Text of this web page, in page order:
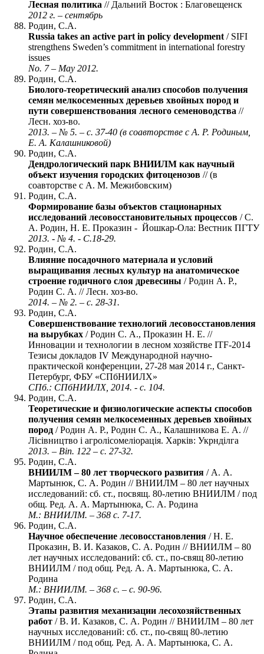
Лесная политика // Дальний Восток : Благовещенск
2012 г. – сентябрь
Родин, С.А.
Russia takes an active part in policy development / SIFI
strengthens Sweden’s commitment in international forestry
issues
No. 7 – May 2012.
Родин, С.А.
Биолого-теоретический анализ способов получения
семян мелкосеменных деревьев хвойных пород и
пути совершенствования лесного семеноводства //
Лесн. хоз-во.
2013. – № 5. – с. 37-40 (в соавторстве с А. Р. Родиным,
Е. А. Калашниковой)
Родин, С.А.
Дендрологический парк ВНИИЛМ как научный
объект изучения городских фитоценозов // (в
соавторстве с А. М. Межибовским)
Родин, С.А.
Формирование базы объектов стационарных
исследований лесовосстановительных процессов / С.
А. Родин, Н. Е. Проказин - Йошкар-Ола: Вестник ПГТУ
2013. - № 4. - С.18-29.
Родин, С.А.
Влияние посадочного материала и условий
выращивания лесных культур на анатомическое
строение годичного слоя древесины / Родин А. Р.,
Родин С. А. // Лесн. хоз-во.
2014. – № 2. – с. 28-31.
Родин, С.А.
Совершенствование технологий лесовосстановления
на вырубках / Родин С. А., Проказин Н. Е. //
Инновации и технологии в лесном хозяйстве ITF-2014
Тезисы докладов IV Международной научно-
практической конференции, 27-28 мая 2014 г., Санкт-
Петербург, ФБУ «СПбНИИЛХ»
СПб.: СПбНИИЛХ, 2014. - с. 104.
Родин, С.А.
Теоретические и физиологические аспекты способов
получения семян мелкосеменных деревьев хвойных
пород / Родин А. Р., Родин С. А., Калашникова Е. А. //
Лiсiвництво i агролiсомелiорацiя. Харкiв: Укрндiлга
2013. – Вiп. 122 – с. 27-32.
Родин, С.А.
ВНИИЛМ – 80 лет творческого развития / А. А.
Мартынюк, С. А. Родин // ВНИИЛМ – 80 лет научных
исследований: сб. ст., посвящ. 80-летию ВНИИЛМ / под
общ. Ред. А. А. Мартынюка, С. А. Родина
М.: ВНИИЛМ. – 368 с. 7-17.
Родин, С.А.
Научное обеспечение лесовосстановления / Н. Е.
Проказин, В. И. Казаков, С. А. Родин // ВНИИЛМ – 80
лет научных исследований: сб. ст., по-свящ 80-летию
ВНИИЛМ / под общ. Ред. А. А. Мартынюка, С. А.
Родина
М.: ВНИИЛМ. – 368 с. – с. 90-96.
Родин, С.А.
Этапы развития механизации лесохозяйственных
работ / В. И. Казаков, С. А. Родин // ВНИИЛМ – 80 лет
научных исследований: сб. ст., по-свящ 80-летию
ВНИИЛМ / под общ. Ред. А. А. Мартынюка, С. А.